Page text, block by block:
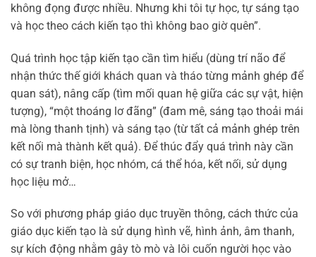
không đọng được nhiều. Nhưng khi tôi tự học, tự sáng tạo
và học theo cách kiến tạo thì không bao giờ quên”.
Quá trình học tập kiến tạo cần tìm hiểu (dùng trí não để
nhận thức thế giới khách quan và tháo từng mảnh ghép để
quan sát), nâng cấp (tìm mối quan hệ giữa các sự vật, hiện
tượng), “một thoáng lơ đãng” (đam mê, sáng tạo thoải mái
mà lòng thanh tịnh) và sáng tạo (từ tất cả mảnh ghép trên
kết nối mà thành kết quả). Để thúc đẩy quá trình này cần
có sự tranh biện, học nhóm, cá thể hóa, kết nối, sử dụng
học liệu mở…
So với phương pháp giáo dục truyền thông, cách thức của
giáo dục kiến tạo là sử dụng hình vẽ, hình ảnh, âm thanh,
sự kích động nhằm gây tò mò và lôi cuốn người học vào